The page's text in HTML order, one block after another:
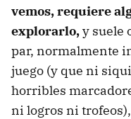
vemos, requiere
explorarlo,y suele
par, normalmente
juego (y que ni
horribles
ni logros ni